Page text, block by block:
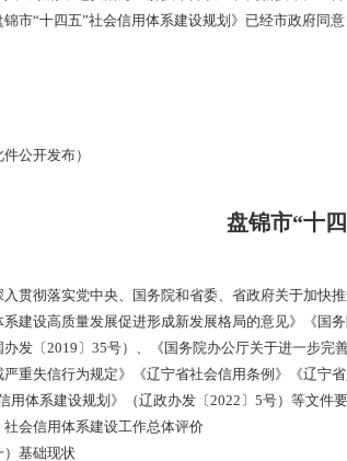
五
《盘锦市“十四五”社会信用体系建设规划
（此件公开发布）